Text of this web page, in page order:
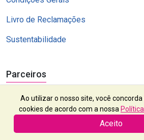
Livro de Reclamações
Sustentabilidade
Parceiros
Ao utilizar o nosso site, você
cookies de acordo com a nossa
Aceito